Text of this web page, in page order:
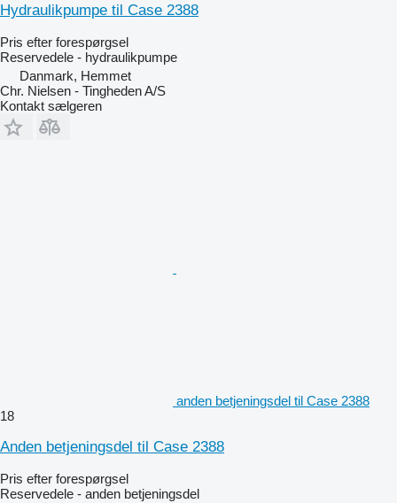
Hydraulikpumpe til Case 2388
Pris efter forespørgsel
Reservedele - hydraulikpumpe
Danmark, Hemmet
Chr. Nielsen - Tingheden A/S
Kontakt sælgeren
anden betjeningsdel til Case 2388
18
Anden betjeningsdel til Case 2388
Pris efter forespørgsel
Reservedele - anden betjeningsdel